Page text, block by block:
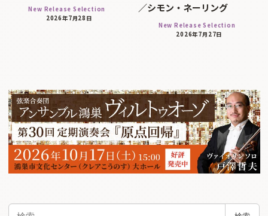
New Release Selection
2026年7月28日
／シモン・ネーリング
New Release Selection
2026年7月27日